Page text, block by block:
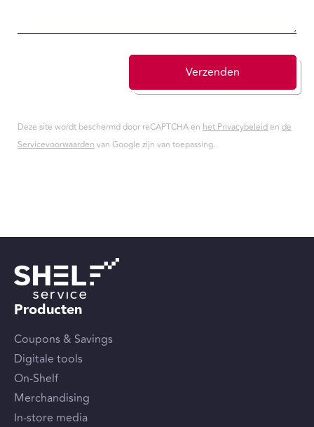
Verzenden
Deze site wordt beschermd door reCAPTCHA en het Privacybeleiden de
Servicevoorwaardenvan Google zijn van toepassing.
Producten
Coupons & Savings
Digitale tools
On-Shelf
Merchandising
In-store media